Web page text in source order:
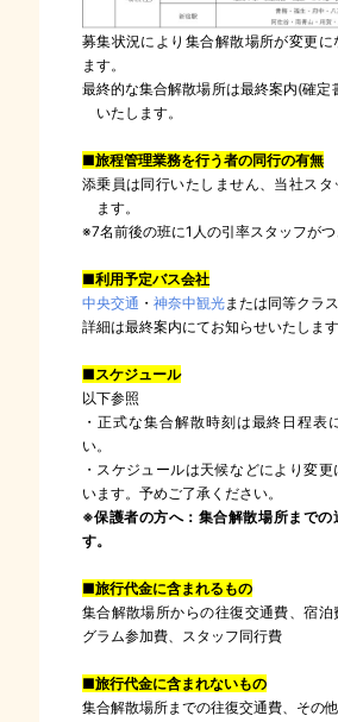
募集状況により集合解散場所が変更
ます。
最終的な集合解散場所は最終案内(確定
いたします。
■旅程管理業務を行う者の同行の有無
添乗員は同行いたしません、当社スタ
ます。
※7名前後の班に1人の引率スタッフがつ
■利用予定バス会社
中央交通 ・ 神奈中観光または同等クラス
詳細は最終案内にてお知らせいたします
■スケジュール
以下参照
・正式な集合解散時刻は最終日程表
い。
・スケジュールは天候などにより変
います。予めご了承ください。
※保護者の方へ：集合解散場所までの
す。
■旅行代金に含まれるもの
集合解散場所からの往復交通費、宿泊
グラム参加費、スタッフ同行費
■旅行代金に含まれないもの
集合解散場所までの往復交通費、その